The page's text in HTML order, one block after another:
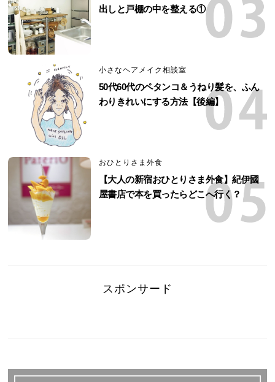
出しと戸棚の中を整える①
小さなヘアメイク相談室
50代60代のペタンコ＆うねり髪を、ふん
わりきれいにする方法【後編】
おひとりさま外食
【大人の新宿おひとりさま外食】紀伊國
屋書店で本を買ったらどこへ行く？
スポンサード